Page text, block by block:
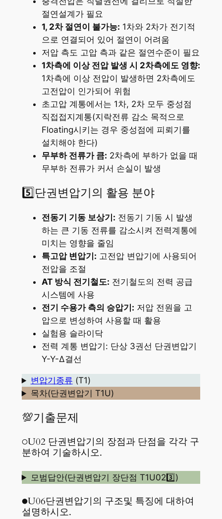
절연설계가 필요
1, 2차 절연이 불가능: 1차와 2차가 전기적
으로 연결되어 있어 절연이 어려움
저압 측도 고압 측과 같은 절연수준이 필요
1차측에 이상 전압 발생 시 2차측에도 영향:
1차측에 이상 전압이 발생하면 2차측에도
고전압이 인가되어 위험
초고압 계통에서는 1차, 2차 모두 중성점
직접접지계통(지락전류 감소 목적으로
Floating시키는 경우 중성점에 피뢰기를
설치해야 한다)
무부하 전류가 큼: 2차측에 부하가 없을 때
무부하 전류가 커서 손실이 발생
5️⃣단권변압기의 활용 분야
전동기 기동 보상기: 전동기 기동 시 발생
하는 큰 기동 전류를 감소시켜 전력계통에
미치는 영향을 줄임
특고압 변압기: 고전압 변압기에 사용되어
전압을 조절
AT 방식 전기철도: 전기철도의 전력 공급
시스템에 사용
전기 수용가 측의 승압기: 저압 전원을 고
압으로 변성하여 사용할 때 활용
실험용 슬라이닥
전력 계통 변압기: 단상 3권선 단권변압기
Y-Y-Δ결선
변압기종류 (T1)
목차(단권변압기 T1U)
💯기출문제
○U02 단권변압기의 장점과 단점을 각각 구
분하여 기술하시오.
모범답안(단권변압기 장단점 T1U023️⃣)
●U06단권변압기의 구조및 특징에 대하여
설명하시오.